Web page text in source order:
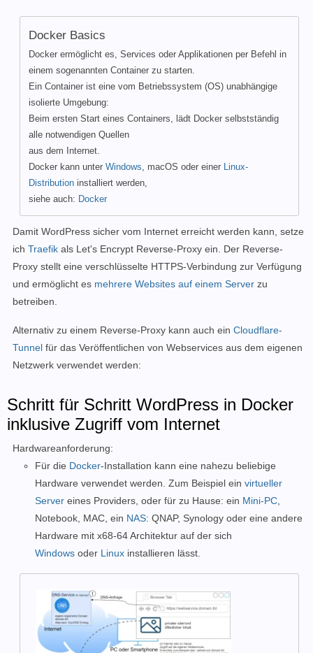
Docker Basics
Docker ermöglicht es, Services oder Applikationen per Befehl in
einem sogenannten Container zu starten.
Ein Container ist eine vom Betriebssystem (OS) unabhängige
isolierte Umgebung:
Beim ersten Start eines Containers, lädt Docker selbstständig
alle notwendigen Quellen
aus dem Internet.
Docker kann unter Windows , macOS oder einer
Linux-
Distribution installiert werden,
siehe auch: Docker
Damit WordPress sicher vom Internet erreicht werden kann, setze
ich Traefik als Let's Encrypt Reverse-Proxy ein. Der Reverse-
Proxy stellt eine verschlüsselte HTTPS-Verbindung zur Verfügung
und ermöglicht es mehrere Websites auf einem Server zu
betreiben.
Alternativ zu einem Reverse-Proxy kann auch ein Cloudflare-
Tunnel für das Veröffentlichen von Webservices aus dem eigenen
Netzwerk verwendet werden:
Schritt für Schritt WordPress in Docker
inklusive Zugriff vom Internet
Hardwareanforderung:
Für die Docker-Installation kann eine nahezu beliebige
Hardware verwendet werden. Zum Beispiel ein virtueller
Server eines Providers, oder für zu Hause: ein Mini-PC
Notebook, MAC, ein NAS: QNAP, Synology oder eine andere
Hardware mit x68-64 Architektur auf der sich
Windows oder Linux installieren lässt.